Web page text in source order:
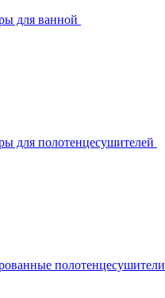
для ванной
для полотенцесушителей
полотенцесушители